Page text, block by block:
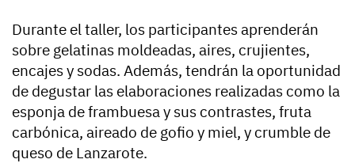
Durante el taller, los participantes aprenderán
sobre gelatinas moldeadas, aires, crujientes,
encajes y sodas. Además, tendrán la oportunidad
de degustar las elaboraciones realizadas como la
esponja de frambuesa y sus contrastes, fruta
carbónica, aireado de gofio y miel, y crumble de
queso de Lanzarote.